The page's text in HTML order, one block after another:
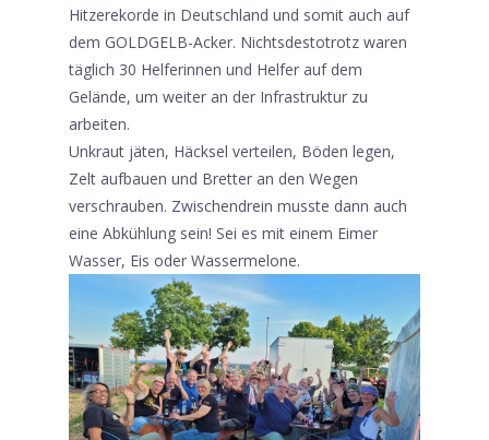
Hitzerekorde in Deutschland und somit auch auf
dem GOLDGELB-Acker. Nichtsdestotrotz waren
täglich 30 Helferinnen und Helfer auf dem
Gelände, um weiter an der Infrastruktur zu
arbeiten.
Unkraut jäten, Häcksel verteilen, Böden legen,
Zelt aufbauen und Bretter an den Wegen
verschrauben. Zwischendrein musste dann auch
eine Abkühlung sein! Sei es mit einem Eimer
Wasser, Eis oder Wassermelone.